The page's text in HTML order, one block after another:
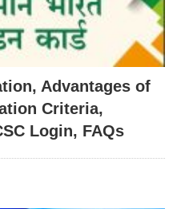
Advantages of
Criteria,
Login, FAQs